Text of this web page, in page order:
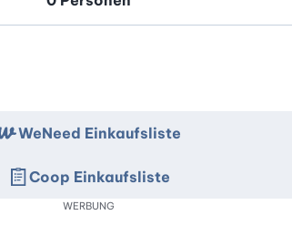
WeNeed Einkaufsliste
Coop Einkaufsliste
WERBUNG